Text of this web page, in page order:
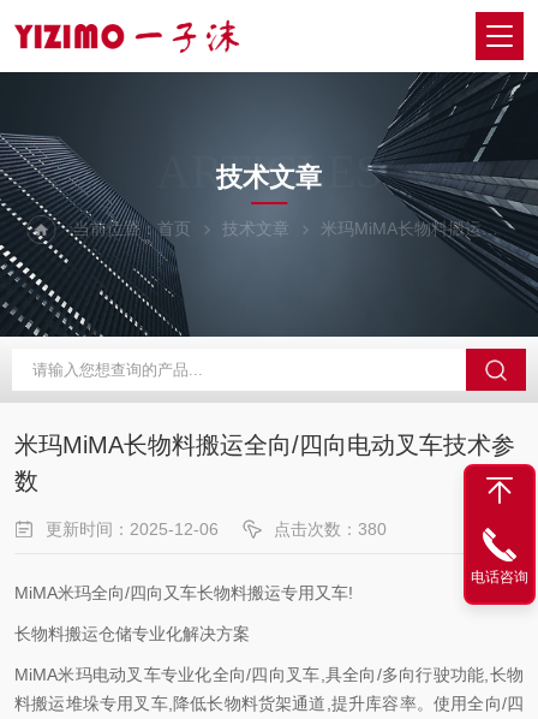
ARTICLES
技术文章
当前位置：首页 技术文章 米玛MiMA长物料搬运全向/四向电动叉车技术参数
米玛MiMA长物料搬运全向/四向电动叉车技术参
数
更新时间：2025-12-06 点击次数：380
MiMA米玛全向/四向又车长物料搬运专用又车!
长物料搬运仓储专业化解决方案
MiMA米玛电动叉车专业化全向/四向叉车,具全向/多向行驶功能,长物
料搬运堆垛专用叉车,降低长物料货架通道,提升库容率。使用全向/四
电话咨询